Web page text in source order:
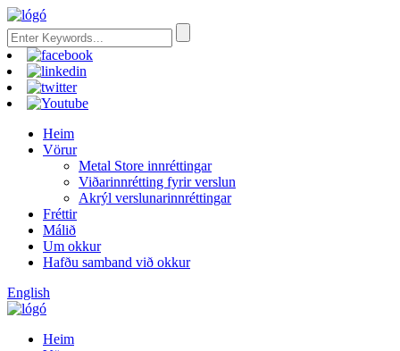
Heim
Vörur
Metal Store innréttingar
Viðarinnrétting fyrir verslun
Akrýl verslunarinnréttingar
Fréttir
Málið
Um okkur
Hafðu samband við okkur
English
Heim